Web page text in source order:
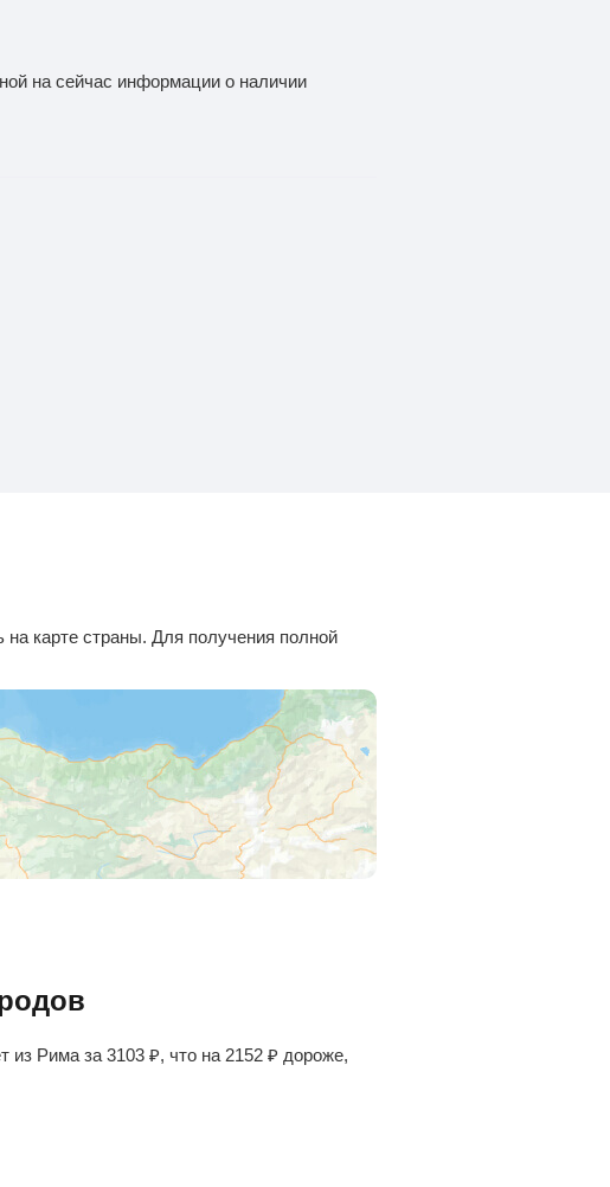
на сейчас информации о наличии
карте страны. Для получения полной
из Рима за 3103 ₽, что на 2152 ₽ дороже,